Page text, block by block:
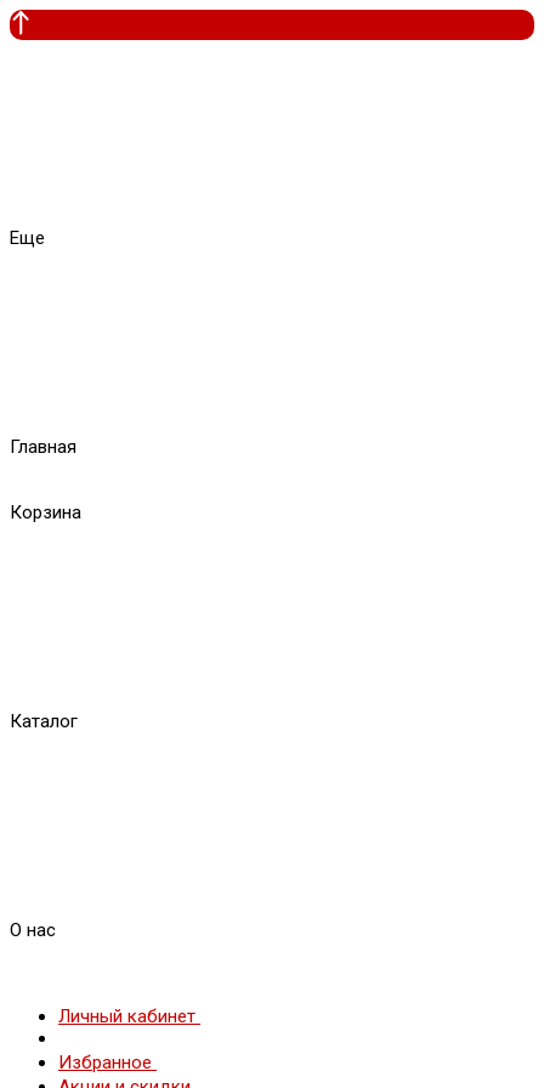
Еще
Главная
Корзина
Каталог
О нас
Личный кабинет
Избранное